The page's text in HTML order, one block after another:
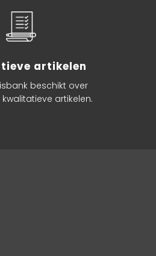
artikelen
beschikt over
artikelen.